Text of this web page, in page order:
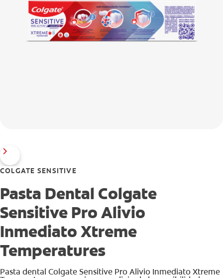
COLGATE SENSITIVE
Pasta Dental Colgate
Sensitive Pro Alivio
Inmediato Xtreme
Temperatures
Pasta dental Colgate Sensitive Pro Alivio Inmediato Xtreme